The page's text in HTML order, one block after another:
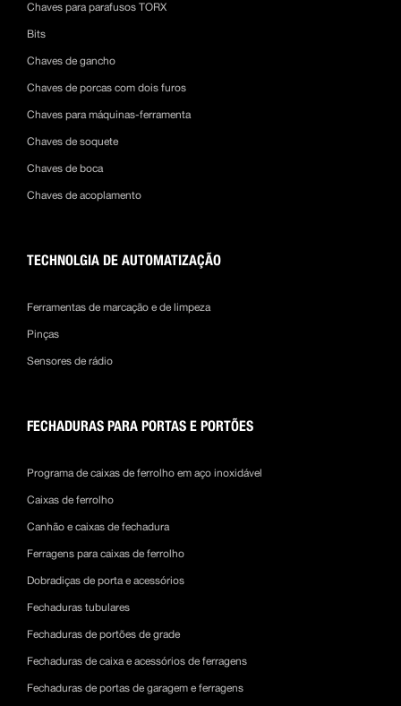
Chaves para parafusos TORX
Bits
Chaves de gancho
Chaves de porcas com dois furos
Chaves para máquinas-ferramenta
Chaves de soquete
Chaves de boca
Chaves de acoplamento
TECHNOLGIA DE AUTOMATIZAÇÃO
Ferramentas de marcação e de limpeza
Pinças
Sensores de rádio
FECHADURAS PARA PORTAS E PORTÕES
Programa de caixas de ferrolho em aço inoxidável
Caixas de ferrolho
Canhão e caixas de fechadura
Ferragens para caixas de ferrolho
Dobradiças de porta e acessórios
Fechaduras tubulares
Fechaduras de portões de grade
Fechaduras de caixa e acessórios de ferragens
Fechaduras de portas de garagem e ferragens